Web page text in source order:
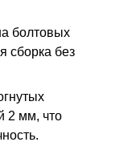
болтовых
сборка без
2 мм, что